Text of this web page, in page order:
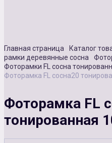
Главная страница Каталог
рамки деревянные сосна
Фоторамки FL сосна
Фоторамка FL сосна20
Фоторамка FL
тонированная